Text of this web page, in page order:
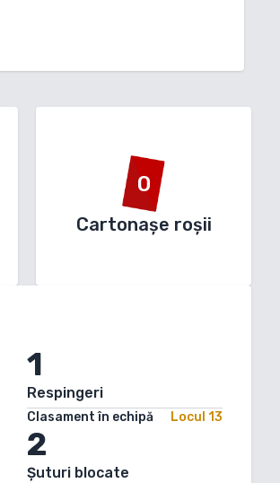
0
Cartonașe roșii
1
Respingeri
Clasament în echipă Locul 13
2
Șuturi blocate